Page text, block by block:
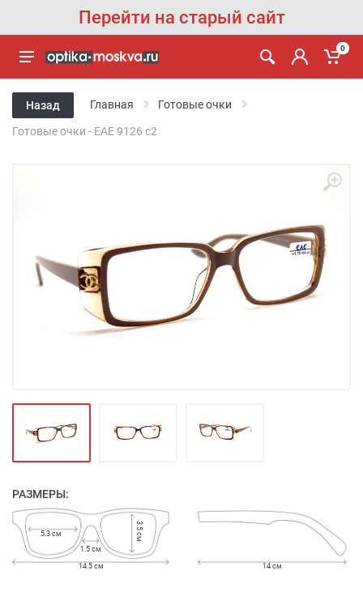
Перейти на старый сайт
0
Назад Главная Готовые очки
Готовые очки - EAE 9126 с2
РАЗМЕРЫ:
1.5 см
5.3 см 3.5 см
14.5 см 14 см